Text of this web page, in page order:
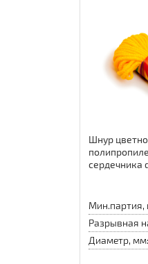
Шнур
сердечника
Мин.партия,
Разрывная
Диаметр, мм: